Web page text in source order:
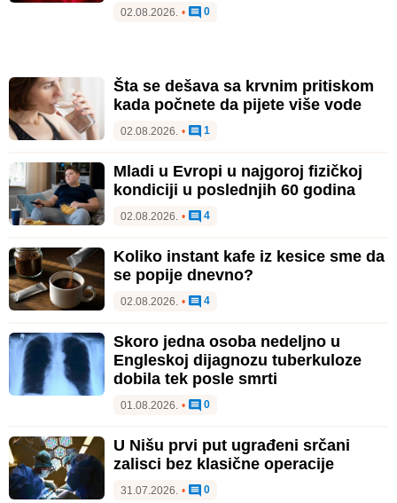
02.08.2026. • 0
Šta se dešava sa krvnim pritiskom
kada počnete da pijete više vode
02.08.2026. • 1
Mladi u Evropi u najgoroj fizičkoj
kondiciji u poslednjih 60 godina
02.08.2026. • 4
Koliko instant kafe iz kesice sme da
se popije dnevno?
02.08.2026. • 4
Skoro jedna osoba nedeljno u
Engleskoj dijagnozu tuberkuloze
dobila tek posle smrti
01.08.2026. • 0
U Nišu prvi put ugrađeni srčani
zalisci bez klasične operacije
31.07.2026. • 0